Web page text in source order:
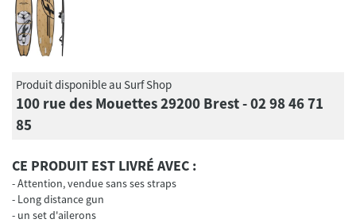
Produit disponible au Surf Shop
100 rue des Mouettes 29200 Brest - 02 98 46 71
85
CE PRODUIT EST LIVRÉ AVEC :
Attention, vendue sans ses straps
Long distance gun
un set d'ailerons